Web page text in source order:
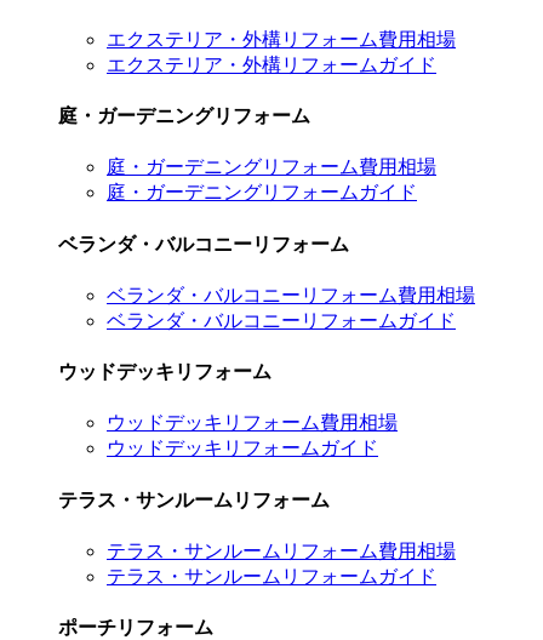
エクステリア・外構リフォーム費用相場
エクステリア・外構リフォームガイド
庭・ガーデニングリフォーム
庭・ガーデニングリフォーム費用相場
庭・ガーデニングリフォームガイド
ベランダ・バルコニーリフォーム
ベランダ・バルコニーリフォーム費用相場
ベランダ・バルコニーリフォームガイド
ウッドデッキリフォーム
ウッドデッキリフォーム費用相場
ウッドデッキリフォームガイド
テラス・サンルームリフォーム
テラス・サンルームリフォーム費用相場
テラス・サンルームリフォームガイド
ポーチリフォーム